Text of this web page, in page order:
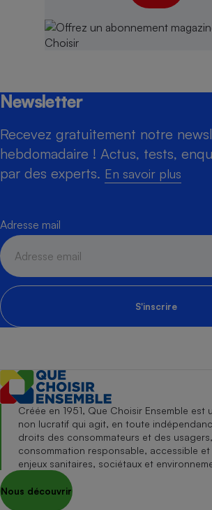
Newsletter
Recevez gratuitement notre
hebdomadaire ! Actus, tests,
par des experts. En savoir plus
Adresse mail
S'inscrire
Créée en 1951, Que Choisir Ensemble
non lucratif qui agit, en toute
droits des consommateurs et des
consommation responsable, accessible
enjeux sanitaires, sociétaux et
Nous découvrir